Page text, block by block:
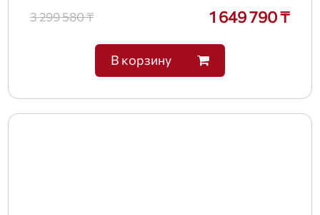
3 299 580 ₸ 1 649 790 ₸
В корзину